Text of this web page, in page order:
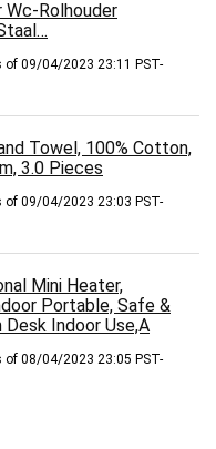
Wc-Rolhouder
of 09/04/2023 23:11 PST-
Towel, 100% Cotton,
3.0 Pieces
of 09/04/2023 23:03 PST-
Mini Heater,
Portable, Safe &
Indoor Use,A
of 08/04/2023 23:05 PST-